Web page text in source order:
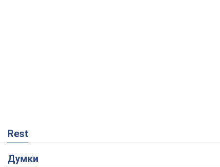
Rest
Думки